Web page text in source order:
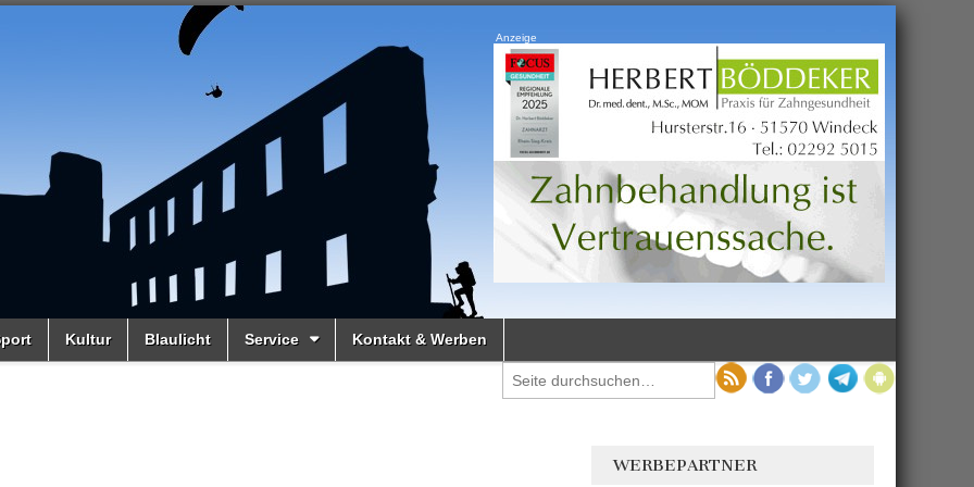
Anzeige
Kultur Blaulicht Service Kontakt & Werben
WERBEPARTNER